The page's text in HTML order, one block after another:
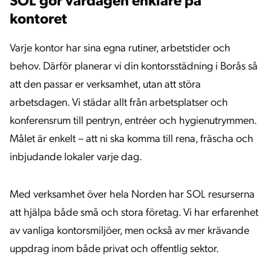
kontoret
Varje kontor har sina egna rutiner, arbetstider och
behov. Därför planerar vi din kontorsstädning i Borås så
att den passar er verksamhet, utan att störa
arbetsdagen. Vi städar allt från arbetsplatser och
konferensrum till pentryn, entréer och hygienutrymmen.
Målet är enkelt – att ni ska komma till rena, fräscha och
inbjudande lokaler varje dag.
Med verksamhet över hela Norden har SOL resurserna
att hjälpa både små och stora företag. Vi har erfarenhet
av vanliga kontorsmiljöer, men också av mer krävande
uppdrag inom både privat och offentlig sektor.